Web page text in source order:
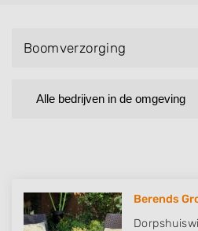
Boomverzorging
Alle bedrijven in de omgeving
Berends